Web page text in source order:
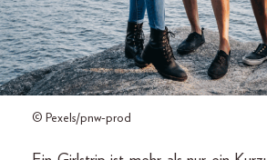
© Pexels/pnw-prod